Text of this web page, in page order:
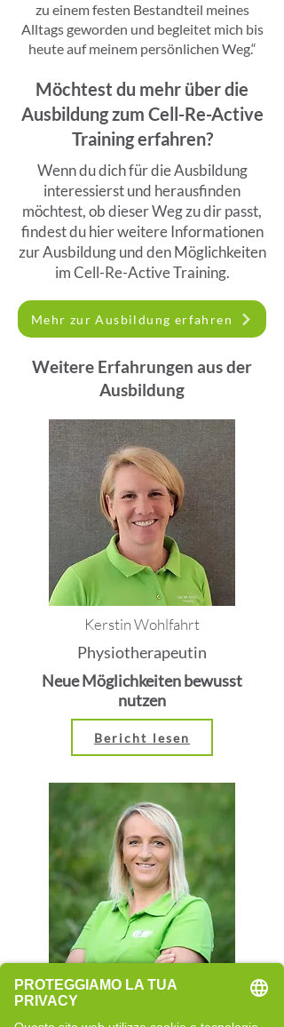
zu einem festen Bestandteil meines
Alltags geworden und begleitet mich bis
heute auf meinem persönlichen Weg.“
Möchtest du mehr über die
Ausbildung zum Cell-Re-Active
Training erfahren?
Wenn du dich für die Ausbildung
interessierst und herausfinden
möchtest, ob dieser Weg zu dir passt,
findest du hier weitere Informationen
zur Ausbildung und den Möglichkeiten
im Cell-Re-Active Training.
Mehr zur Ausbildung erfahren
Weitere Erfahrungen aus der
Ausbildung
Kerstin Wohlfahrt
Physiotherapeutin
Neue Möglichkeiten bewusst
nutzen
Bericht lesen
Rita Rainer